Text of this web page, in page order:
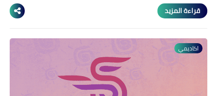
قراءة المزيد
اكاديمي